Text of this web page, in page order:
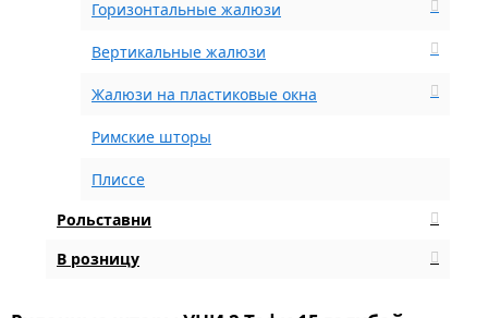
Горизонтальные жалюзи
Вертикальные жалюзи
Жалюзи на пластиковые окна
Римские шторы
Плиссе
Рольставни
В розницу